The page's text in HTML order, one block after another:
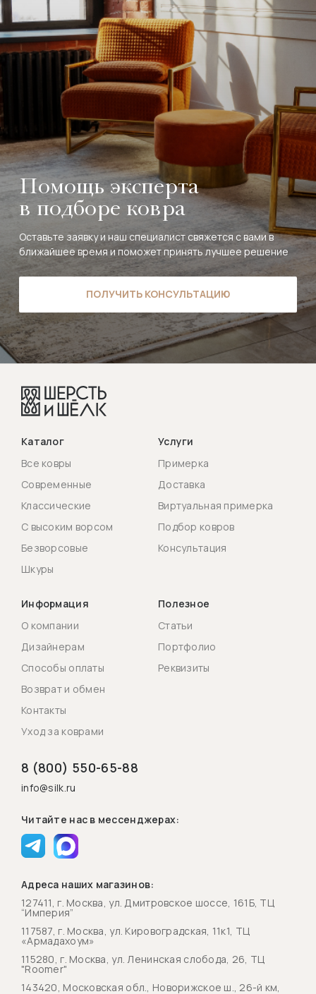
Помощь эксперта
в подборе ковра
Оставьте заявку и наш специалист свяжется с вами в
ближайшее время и поможет принять лучшее решение
ПОЛУЧИТЬ КОНСУЛЬТАЦИЮ
Каталог
Все ковры
Современные
Классические
С высоким ворсом
Безворсовые
Шкуры
Услуги
Примерка
Доставка
Виртуальная примерка
Подбор ковров
Консультация
Информация
О компании
Дизайнерам
Способы оплаты
Возврат и обмен
Контакты
Уход за коврами
Полезное
Статьи
Портфолио
Реквизиты
8 (800) 550-65-88
info@silk.ru
Читайте нас в мессенджерах:
Адреса наших магазинов:
127411, г. Москва, ул. Дмитровское шоссе, 161Б, ТЦ
“Империя”
117587, г. Москва, ул. Кировоградская, 11к1, ТЦ
«Армадахоум»
115280, г. Москва, ул. Ленинская слобода, 26, ТЦ
"Roomer"
143420, Московская обл., Новорижское ш., 26-й км,